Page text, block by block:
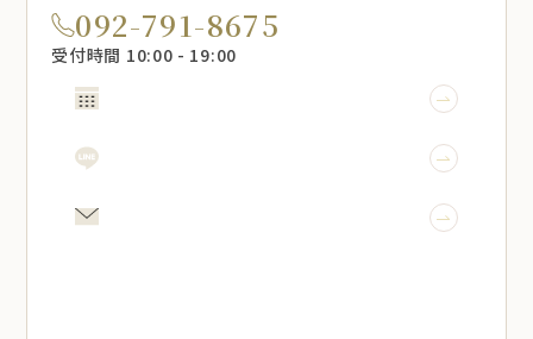
092-791-8675
受付時間 10:00 - 19:00